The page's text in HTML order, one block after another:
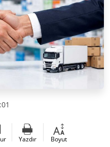
Yazdır Boyut